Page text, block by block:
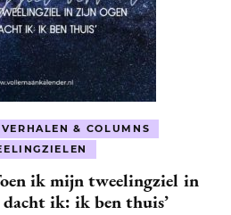
& COLUMNS
ik mijn tweelingziel in
ik: ik ben thuis’